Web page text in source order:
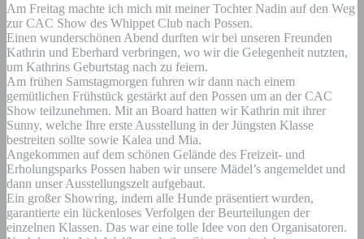
Am Freitag machte ich mich mit meiner Tochter Nadin auf den Weg
zur CAC Show des Whippet Club nach Possen.
Einen wunderschönen Abend durften wir bei unseren Freunden
Kathrin und Eberhard verbringen, wo wir die Gelegenheit nutzten,
um Kathrins Geburtstag nach zu feiern.
Am frühen Samstagmorgen fuhren wir dann nach einem
gemütlichen Frühstück gestärkt auf den Possen um an der CAC
Show teilzunehmen. Mit an Board hatten wir Kathrin mit ihrer
Sunny, welche Ihre erste Ausstellung in der Jüngsten Klasse
bestreiten sollte sowie Kalea und Mia.
Angekommen auf dem schönen Gelände des Freizeit- und
Erholungsparks Possen haben wir unsere Mädel’s angemeldet und
dann unser Ausstellungszelt aufgebaut.
Ein großer Showring, indem alle Hunde präsentiert wurden,
garantierte ein lückenloses Verfolgen der Beurteilungen der
einzelnen Klassen. Das war eine tolle Idee von den Organisatoren.